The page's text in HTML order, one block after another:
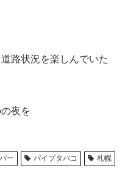
路状況を楽しんでいた
夜を
ー パイプタバコ 札幌